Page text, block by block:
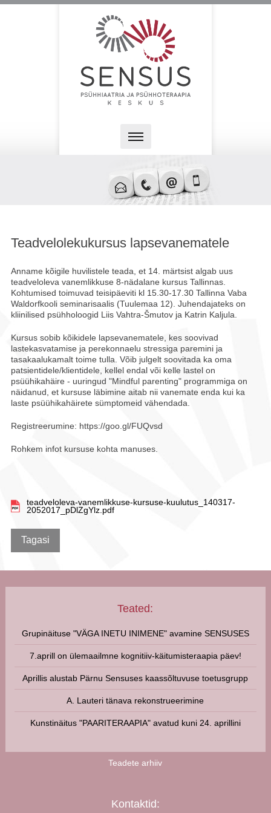
Teadvelolekukursus lapsevanematele
Anname kõigile huvilistele teada, et 14. märtsist algab uus
teadveloleva vanemlikkuse 8-nädalane kursus Tallinnas.
Kohtumised toimuvad teisipäeviti kl 15.30-17.30 Tallinna Vaba
Waldorfkooli seminarisaalis (Tuulemaa 12). Juhendajateks on
kliinilised psühholoogid Liis Vahtra-Šmutov ja Katrin Kaljula.
Kursus sobib kõikidele lapsevanematele, kes soovivad
lastekasvatamise ja perekonnaelu stressiga paremini ja
tasakaalukamalt toime tulla. Võib julgelt soovitada ka oma
patsientidele/klientidele, kellel endal või kelle lastel on
psüühikahäire - uuringud "Mindful parenting" programmiga on
näidanud, et kursuse läbimine aitab nii vanemate enda kui ka
laste psüühikahäirete sümptomeid vähendada.
Registreerumine: https://goo.gl/FUQvsd
Rohkem infot kursuse kohta manuses.
teadveloleva-vanemlikkuse-kursuse-kuulutus_140317-
2052017_pDlZgYlz.pdf
Teated:
Grupinäituse "VÄGA INETU INIMENE" avamine SENSUSES
7.aprill on ülemaailmne kognitiiv-käitumisteraapia päev!
Aprillis alustab Pärnu Sensuses kaassõltuvuse toetusgrupp
A. Lauteri tänava rekonstrueerimine
Kunstinäitus "PAARITERAAPIA" avatud kuni 24. aprillini
Teadete arhiiv
Kontaktid: